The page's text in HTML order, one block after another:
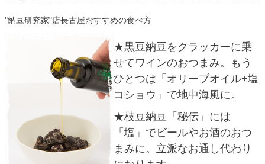
"納豆研究家"店長古屋おすすめの食べ方
★黒豆納豆をクラッカーに乗
せてワインのおつまみ。もう
ひとつは「オリーブオイル+塩
コショウ」で地中海風に。
★枝豆納豆「秘伝」には
「塩」でビールやお酒のおつ
まみに。立派なお通し代わり